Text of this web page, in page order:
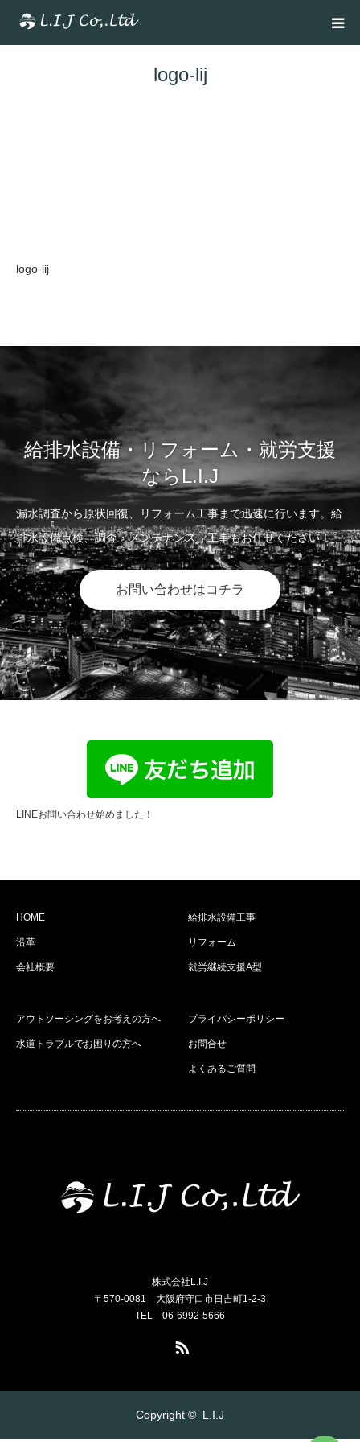
logo-lij
logo-lij
給排水設備・リフォーム・就労支援
ならL.I.J
漏水調査から原状回復、リフォーム工事まで迅速に行います。給
排水設備点検、調査・メンテナンス、工事もお任せください！
お問い合わせはコチラ
LINEお問い合わせ始めました！
HOME
沿革
会社概要
給排水設備工事
リフォーム
就労継続支援A型
アウトソーシングをお考えの方へ
水道トラブルでお困りの方へ
プライバシーポリシー
お問合せ
よくあるご質問
株式会社L.I.J
〒570-0081 大阪府守口市日吉町1-2-3
TEL 06-6992-5666
Copyright © L.I.J